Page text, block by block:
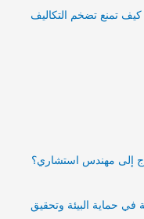
كيف تمنع تضخم التكاليف
إلى مهندس استشاري؟
في حماية البيئة وتحقيق